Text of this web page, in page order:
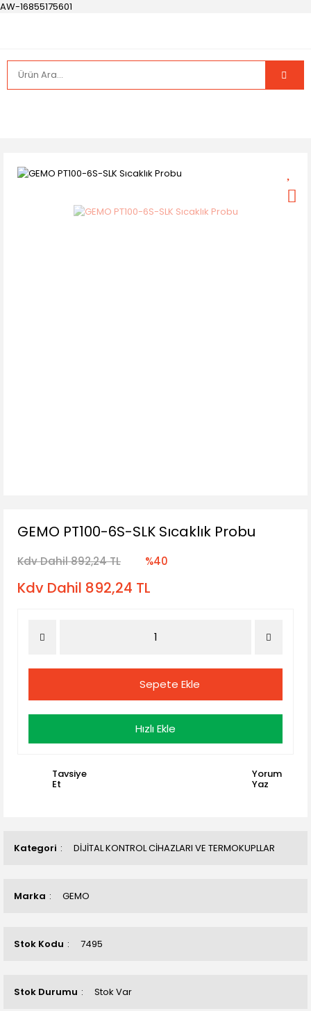
AW-16855175601
Kategori DİJİTAL KONTROL CİHAZLARI VE TERMOKUPLLAR
Marka GEMO
Stok Kodu 7495
Stok Durumu Stok Var
GEMO PT100-6S-SLK Sıcaklık Probu
Kdv Dahil 892,24 TL %40
Kdv Dahil 892,24 TL
Sepete Ekle
Hızlı Ekle
Tavsiye
Et
Yorum
Yaz